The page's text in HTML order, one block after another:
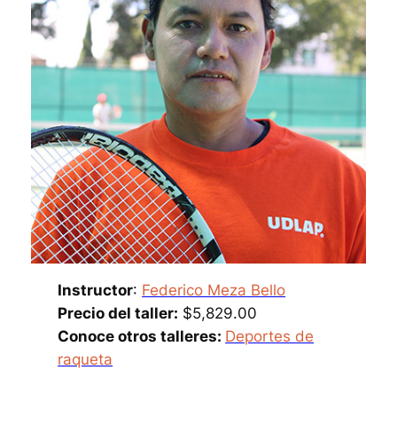
Instructor: Federico Meza Bello
Precio del taller: $5,829.00
Conoce otros talleres: Deportes de
raqueta